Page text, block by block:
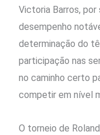
Victoria Barros,
desempenho
determinação do
participação nas
no caminho certo
competir em nível
O torneio de